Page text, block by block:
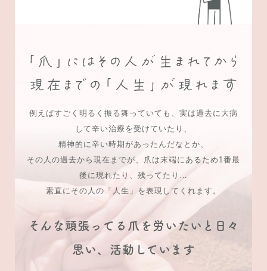
例えばすごく明るく振る舞っていても、実は過去に大病
して辛い治療を受けていたり、
精神的に辛い時期があったんだなとか、
その人の過去から現在までが、爪は末端にあるため1番最
後に現れたり、残ってたり…
素直にその人の「人生」を表現してくれます。
そんな頑張ってる爪を労いたいと日々
思い、活動しています